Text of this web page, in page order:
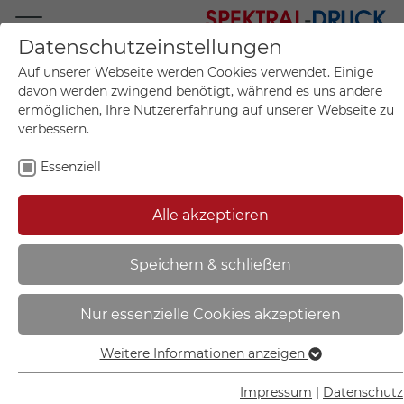
Mo.-Fr. 09:00-17:00
+49 (0)711 55 75 25
Mein Konto
Mein Warenkorb
Sie sind hier: Start
Abfallkennzeichnung - Textschild |
Altglas - 35.6609
Datenschutzeinstellungen
Auf unserer Webseite werden Cookies verwendet. Einige
davon werden zwingend benötigt, während es uns andere
ermöglichen, Ihre Nutzererfahrung auf unserer Webseite zu
verbessern.
Essenziell
Alle akzeptieren
Speichern & schließen
Nur essenzielle Cookies akzeptieren
Essenziell
Essenzielle Cookies werden für grundlegende Funktionen
Weitere Informationen anzeigen
Impressum Datenschutz